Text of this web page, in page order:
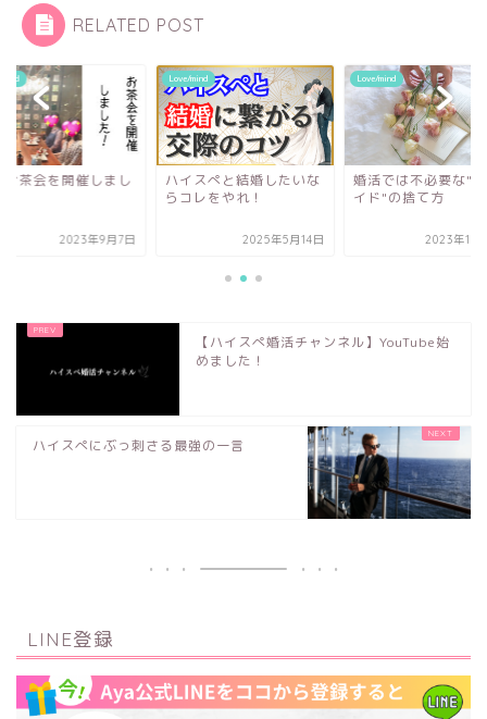
RELATED POST
お茶会を開催しまし
2023年9月7日
Love/mind
ハイスぺと結婚したいな
らコレをやれ！
2025年5月14日
Love/mind
婚活では不必要な"
イド"の捨て方
2023年10
【ハイスぺ婚活チャンネル】YouTube始
めました！
ハイスぺにぶっ刺さる最強の一言
LINE登録